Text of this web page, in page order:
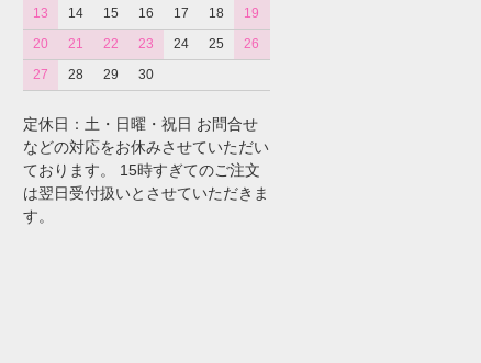
13
14 15 16 17 18
19
20
21 22 23 24 25
26
27
28 29 30
定休日：土・日曜・祝日 お問合せ
などの対応をお休みさせていただい
ております。 15時すぎてのご注文
は翌日受付扱いとさせていただきま
す。